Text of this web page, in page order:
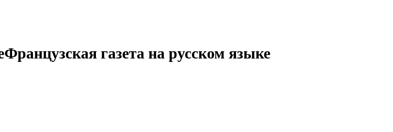
Французская газета на русском языке